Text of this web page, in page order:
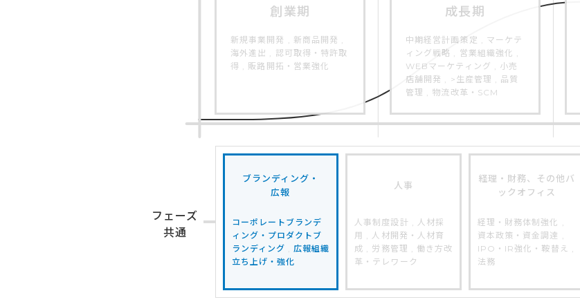
創業期
新規事業開発 , 新商品開発 ,
海外進出 , 認可取得・特許取
得 , 販路開拓・営業強化
成⻑期
中期経営計画策定 , マーケテ
ィング戦略 , 営業組織強化 ,
WEBマーケティング , 小売
店舗開発 , >生産管理 , 品質
管理 , 物流改革・SCM
フェーズ
共通
ブランディング・
広報
コーポレートブランデ
ィング・プロダクトブ
ランディング
広報組織
立ち上げ・強化
人事
人事制度設計 , 人材採
用 , 人材開発・人材育
成 , 労務管理 , 働き方改
革・テレワーク
経理・財務、その他バ
ックオフィス
経理・財務体制強化 ,
資本政策・資金調達 ,
IPO・IR強化・鞍替え ,
法務